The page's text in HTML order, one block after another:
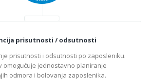
prisutnosti / odsutnosti
prisutnosti i odsutnosti po zaposleniku.
omogućuje jednostavno planiranje
odmora i bolovanja zaposlenika.